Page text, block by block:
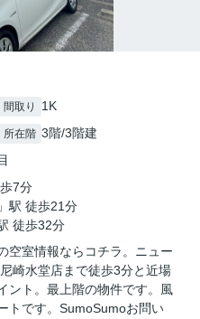
間取り 1K
所在階 3階/3階建
7分
」駅 徒歩21分
徒歩32分
空室情報ならコチラ。ニュー
崎水堂店まで徒歩3分と近場
ント。最上階の物件です。風
トです。SumoSumoお問い